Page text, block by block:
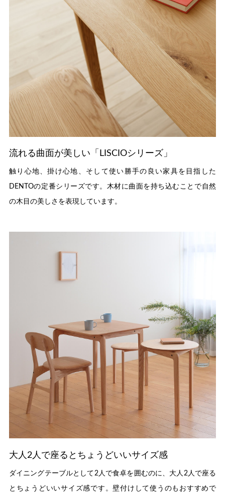
流れる曲面が美しい「LISCIOシリーズ」
触り心地、掛け心地、そして使い勝手の良い家具を目指した
DENTOの定番シリーズです。木材に曲面を持ち込むことで自然
の木目の美しさを表現しています。
大人2人で座るとちょうどいいサイズ感
ダイニングテーブルとして2人で食卓を囲むのに、大人2人で座る
とちょうどいいサイズ感です。壁付けして使うのもおすすめで